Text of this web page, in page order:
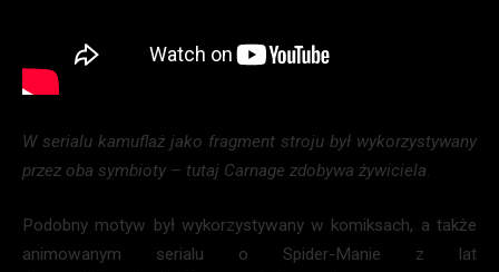
W serialu kamuflaż jako fragment stroju był wykorzystywany
przez oba symbioty – tutaj Carnage zdobywa żywiciela.
Podobny motyw był wykorzystywany w komiksach, a także
animowanym serialu o Spider-Manie z lat